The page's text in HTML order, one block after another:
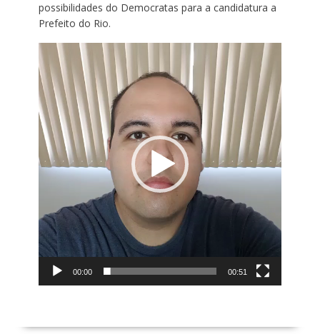
possibilidades do Democratas para a candidatura a
Prefeito do Rio.
Tocador
de
vídeo
00:00 00:51